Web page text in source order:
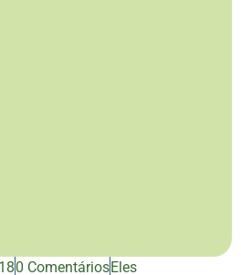
0 ComentáriosEles